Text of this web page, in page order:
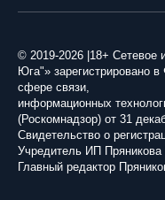
© 2019-2026 |18+
Юга"» зарегистрировано
сфере связи,
информационных
(Роскомнадзор) от 31
Свидетельство о
Учредитель ИП
Главный редактор